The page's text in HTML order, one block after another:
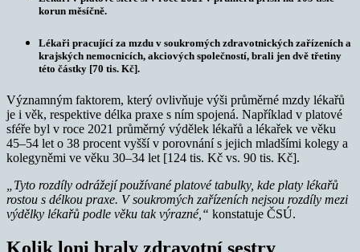
korun měsíčně.
Lékaři pracující za mzdu v soukromých zdravotnických zařízeních a
krajských nemocnicích, akciových společností, brali jen dvě třetiny
této částky [70 tis. Kč].
Významným faktorem, který ovlivňuje výši průměrné mzdy lékařů
je i věk, respektive délka praxe s ním spojená. Například v platové
sféře byl v roce 2021 průměrný výdělek lékařů a lékařek ve věku
45–54 let o 38 procent vyšší v porovnání s jejich mladšími kolegy a
kolegyněmi ve věku 30–34 let [124 tis. Kč vs. 90 tis. Kč].
„Tyto rozdíly odrážejí používané platové tabulky, kde platy lékařů
rostou s délkou praxe. V soukromých zařízeních nejsou rozdíly mezi
výdělky lékařů podle věku tak výrazné,“ konstatuje ČSÚ.